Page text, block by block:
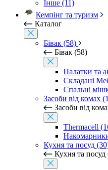
Інше (11)
Кемпінг та туризм
Каталог
Бівак (58)
Бівак (58)
Палатки та
Складані
Спальні
Засоби від комах
Засоби від
Thermacell
Кухня та посуд
Кухня та посуд